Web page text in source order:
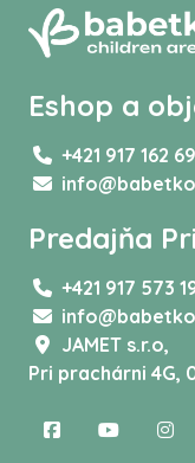
Eshop a
+421 917 162
Predajňa
+421 917 573
JAMET s.r.o,
Pri prachárni 4G,